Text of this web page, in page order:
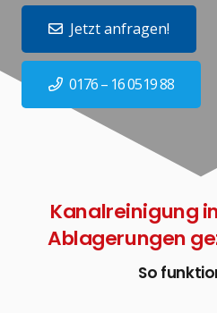
Jetzt anfragen!
0176 – 16 0519 88
Kanalreinigung
Ablagerungen
So